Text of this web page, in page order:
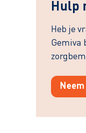
Hulp
Heb je
Gemiva